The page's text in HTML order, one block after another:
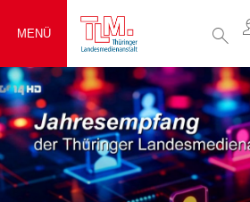
MENÜ